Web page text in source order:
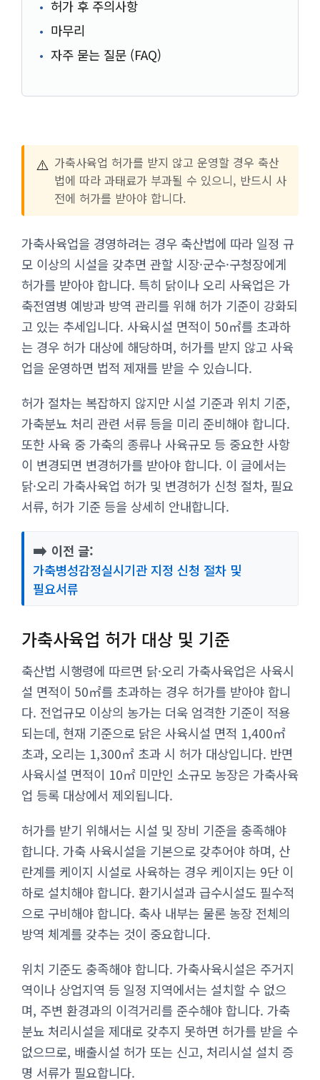
허가 후 주의사항
마무리
자주 묻는 질문 (FAQ)
⚠️ 가축사육업 허가를 받지 않고 운영할 경우 축산
법에 따라 과태료가 부과될 수 있으니, 반드시 사
전에 허가를 받아야 합니다.
가축사육업을 경영하려는 경우 축산법에 따라 일정 규
모 이상의 시설을 갖추면 관할 시장·군수·구청장에게
허가를 받아야 합니다. 특히 닭이나 오리 사육업은 가
축전염병 예방과 방역 관리를 위해 허가 기준이 강화되
고 있는 추세입니다. 사육시설 면적이 50㎡를 초과하
는 경우 허가 대상에 해당하며, 허가를 받지 않고 사육
업을 운영하면 법적 제재를 받을 수 있습니다.
허가 절차는 복잡하지 않지만 시설 기준과 위치 기준,
가축분뇨 처리 관련 서류 등을 미리 준비해야 합니다.
또한 사육 중 가축의 종류나 사육규모 등 중요한 사항
이 변경되면 변경허가를 받아야 합니다. 이 글에서는
닭·오리 가축사육업 허가 및 변경허가 신청 절차, 필요
서류, 허가 기준 등을 상세히 안내합니다.
➡️ 이전 글:
가축병성감정실시기관 지정 신청 절차 및
필요서류
가축사육업 허가 대상 및 기준
축산법 시행령에 따르면 닭·오리 가축사육업은 사육시
설 면적이 50㎡를 초과하는 경우 허가를 받아야 합니
다. 전업규모 이상의 농가는 더욱 엄격한 기준이 적용
되는데, 현재 기준으로 닭은 사육시설 면적 1,400㎡
초과, 오리는 1,300㎡ 초과 시 허가 대상입니다. 반면
사육시설 면적이 10㎡ 미만인 소규모 농장은 가축사육
업 등록 대상에서 제외됩니다.
허가를 받기 위해서는 시설 및 장비 기준을 충족해야
합니다. 가축 사육시설을 기본으로 갖추어야 하며, 산
란계를 케이지 시설로 사육하는 경우 케이지는 9단 이
하로 설치해야 합니다. 환기시설과 급수시설도 필수적
으로 구비해야 합니다. 축사 내부는 물론 농장 전체의
방역 체계를 갖추는 것이 중요합니다.
위치 기준도 충족해야 합니다. 가축사육시설은 주거지
역이나 상업지역 등 일정 지역에서는 설치할 수 없으
며, 주변 환경과의 이격거리를 준수해야 합니다. 가축
분뇨 처리시설을 제대로 갖추지 못하면 허가를 받을 수
없으므로, 배출시설 허가 또는 신고, 처리시설 설치 증
명 서류가 필요합니다.